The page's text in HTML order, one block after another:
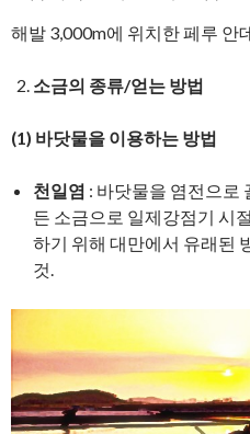
해발 3,000m에 위치한 페루 안
소금의 종류/얻는 방법
(1) 바닷물을 이용하는 방법
천일염 : 바닷물을 염전으로
든 소금으로 일제강점기 시
하기 위해 대만에서 유래된
것.